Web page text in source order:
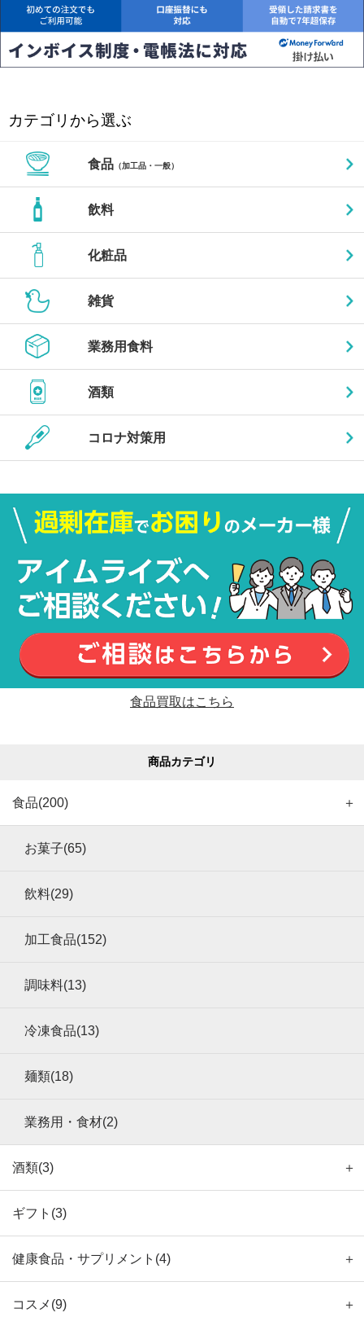
カテゴリから選ぶ
食品（加工品・一般）
飲料
化粧品
雑貨
業務用食料
酒類
コロナ対策用
食品買取はこちら
商品カテゴリ
食品(200) ＋
お菓子(65)
飲料(29)
加工食品(152)
調味料(13)
冷凍食品(13)
麺類(18)
業務用・食材(2)
酒類(3) ＋
ギフト(3)
健康食品・サプリメント(4) ＋
コスメ(9) ＋